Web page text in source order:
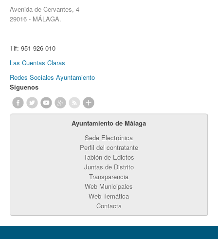
Avenida de Cervantes, 4
29016 - MÁLAGA.
Tlf: 951 926 010
Las Cuentas Claras
Redes Sociales Ayuntamiento
Síguenos
Ayuntamiento de Málaga
Sede Electrónica
Perfil del contratante
Tablón de Edictos
Juntas de Distrito
Transparencia
Web Municipales
Web Temática
Contacta